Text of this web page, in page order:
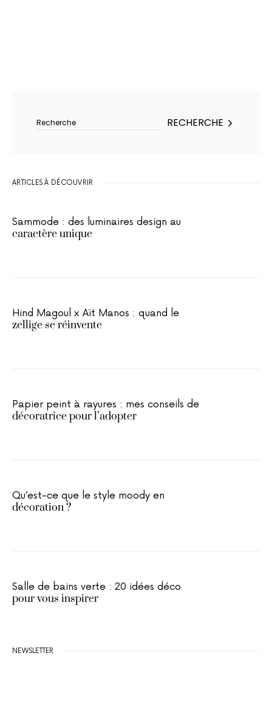
RECHERCHE
ARTICLES À DÉCOUVRIR
Sammode : des luminaires design au
caractère unique
Hind Magoul x Aït Manos : quand le
zellige se réinvente
Papier peint à rayures : mes conseils de
décoratrice pour l’adopter
Qu’est-ce que le style moody en
décoration ?
Salle de bains verte : 20 idées déco
pour vous inspirer
NEWSLETTER